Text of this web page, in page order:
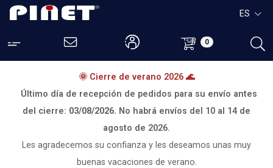
0
ES
🌞 Cierre de verano 2026 🌊
Último día de recepción de pedidos para su envío antes
del cierre: 03/08/2026. No habrá envíos del 10 al 14 de
agosto de 2026.
Les agradecemos su confianza y les deseamos unas muy
buenas vacaciones de verano.